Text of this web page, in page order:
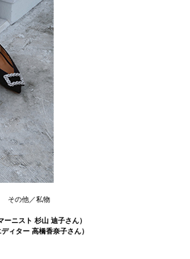
その他／私物
ニスト 杉山 迪子さん）
ィター 高橋香奈子さん）